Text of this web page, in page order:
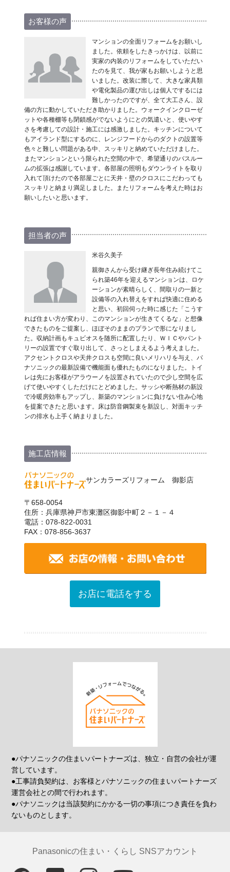
お客様の声
マンションの全面リフォームをお願いし
ました。依頼をしたきっかけは、以前に
実家の内装のリフォームをしていただい
たのを見て、我が家もお願いしようと思
いました。改装に際して、大きな家具類
や電化製品の運び出しは個人でするには
難しかったのですが、全て大工さん、設
備の方に動かしていただき助かりました。ウォークインクローゼ
ットや各種棚等も閉鎖感がでないようにとの気遣いと、使いやす
さを考慮しての設計・施工には感激しました。キッチンについて
もアイランド型にするのに、レンジフードからのダクトの設置等
色々と難しい問題がある中、スッキリと納めていただけました。
またマンションという限られた空間の中で、希望通りのバスルー
ムの拡張は感謝しています。各部屋の照明もダウンライトを取り
入れて頂けたので各部屋ごとに天井・壁のクロスにこだわっても
スッキリと納まり満足しました。またリフォームを考えた時はお
願いしたいと思います。
担当者の声
米谷久美子
親御さんから受け継ぎ長年住み続けてこ
られ築46年を迎えるマンションは、ロケ
ーションが素晴らしく、間取りの一新と
設備等の入れ替えをすれば快適に住める
と思い、初回伺った時に感じた「こうす
れば住まい方が変わり、このマンションが生きてくるな」と想像
できたものをご提案し、ほぼそのままのプランで形になりまし
た。収納計画もキュビオスを随所に配置したり、ＷＩＣやパント
リーの設置ですぐ取り出して、さっとしまえるよう考えました。
アクセントクロスや天井クロスも空間に良いメリハリを与え、パ
ナソニックの最新設備で機能面も優れたものになりました。トイ
レは先にお客様がアラウーノを設置されていたので少し空間を広
げて使いやすくしただけにとどめました。サッシや断熱材の新設
で冷暖房効率もアップし、新築のマンションに負けない住み心地
を提案できたと思います。床は防音鋼製束を新設し、対面キッチ
ンの排水も上手く納まりました。
施工店情報
サンカラーズリフォーム 御影店
〒658-0054
住所：兵庫県神戸市東灘区御影中町２－１－４
電話：078-822-0031
FAX：078-856-3637
お店に電話をする
●パナソニックの住まいパートナーズは、独立・自営の会社が運
営しています。
●工事請負契約は、お客様とパナソニックの住まいパートナーズ
運営会社との間で行われます。
●パナソニックは当該契約にかかる一切の事項につき責任を負わ
ないものとします。
Panasonicの住まい・くらし SNSアカウント